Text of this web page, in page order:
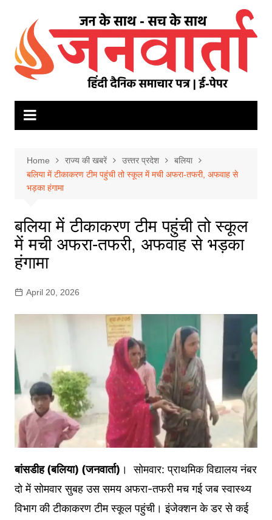
content
Home राज्य की खबरें उत्त्तर प्रदेश
बलिया
बलिया में टीकाकरण टीम पहुंची तो स्कूल में मची अफरा-तफरी, अफवाह से
भड़का हंगामा
बलिया में टीकाकरण टीम पहुंची तो स्कूल
में मची अफरा-तफरी, अफवाह से भड़का
हंगामा
April 20, 2026
बांसडीह (बलिया) (जनवार्ता) । सोमवार: प्राथमिक विद्यालय नंबर
दो में सोमवार सुबह उस समय अफरा-तफरी मच गई जब स्वास्थ्य
विभाग की टीकाकरण टीम स्कूल पहुंची। इंजेक्शन के डर से कई